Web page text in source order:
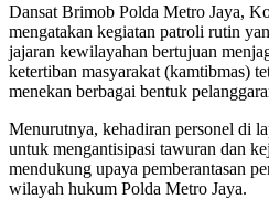
Dansat Brimob Polda Metro Jaya,
mengatakan kegiatan patroli rutin
jajaran kewilayahan bertujuan
ketertiban masyarakat (kamtibmas)
menekan berbagai bentuk
Menurutnya, kehadiran personel di
untuk mengantisipasi tawuran dan
mendukung upaya pemberantasan
wilayah hukum Polda Metro Jaya.